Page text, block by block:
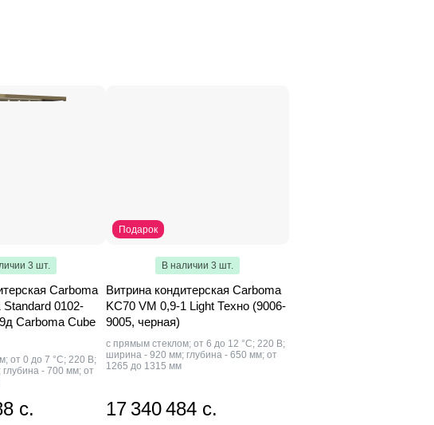
3 шт.
Carboma
0102-
Carboma Cube
от 0 до 7 °С; 220 В;
- 700 мм; от
с.
Подарок
В наличии 3 шт.
Витрина кондитерская Carboma
KC70 VM 0,9-1 Light Техно (9006-
9005, черная)
с прямым стеклом; от 6 до 12 °С; 220 В;
ширина - 920 мм; глубина - 650 мм; от
1265 до 1315 мм
17 340 484 с.